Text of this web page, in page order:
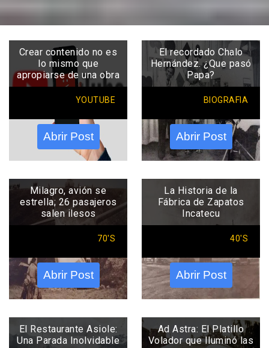
Crear contenido no es
lo mismo que
apropiarse de una obra
YOUTUBE
Abrir Post
El recordado Chalo
Hernández. ¿Que pasó
Papa?
BIOGRAFIA
Abrir Post
Milagro, avión se
estrella; 26 pasajeros
salen ilesos
70'S
Abrir Post
La Historia de la
Fábrica de Zapatos
Incatecu
40'S
Abrir Post
El Restaurante Asiole:
Una Parada Inolvidable
Ad Astra: El Platillo
Volador que Iluminó las